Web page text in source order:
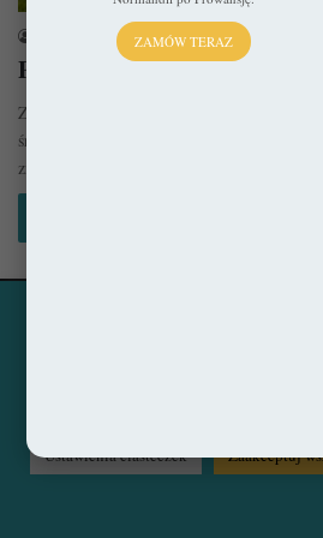
25 maja 2023
Provins – Żywe muzeum
Ze względu na świetnie zachowane miasto
średniowiecznych zabudowań (XI-XIII w.)
znajduje się na…
© Copyright 2014 - 2026, All Rights
Ta strona korzysta z ciasteczek, aby
najwyższym poziomie. Klikając opcję
zgadzasz się na użycie wszystkich
przejść do "Ustawień Ciasteczek", aby
Ustawienia ciasteczek Zaakceptuj
ZAMÓW TERAZ